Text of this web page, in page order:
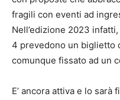
fragili con eventi ad
Nell’edizione 2023
4 prevedono un biglietto
comunque fissato ad un
E’ ancora attiva e lo sarà